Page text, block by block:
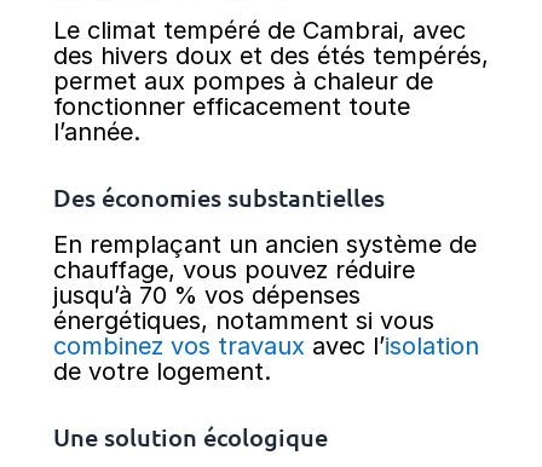
Le climat tempéré de Cambrai, avec
des hivers doux et des étés tempérés,
permet aux pompes à chaleur de
fonctionner efficacement toute
l’année.
Des économies substantielles
En remplaçant un ancien système de
chauffage, vous pouvez réduire
jusqu’à 70 % vos dépenses
énergétiques, notamment si vous
combinez vos travaux avec l’isolation
de votre logement.
Une solution écologique